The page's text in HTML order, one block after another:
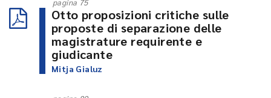
pagina 75
Otto proposizioni critiche sulle
proposte di separazione delle
magistrature requirente e
giudicante
Mitja Gialuz